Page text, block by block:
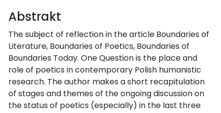
Abstrakt
The subject of reflection in the article Boundaries of
Literature, Boundaries of Poetics, Boundaries of
Boundaries Today. One Question is the place and
role of poetics in contemporary Polish humanistic
research. The author makes a short recapitulation
of stages and themes of the ongoing discussion on
the status of poetics (especially) in the last three